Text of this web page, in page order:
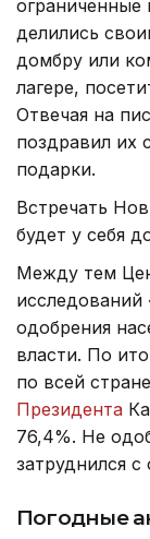
делились
домбру или
лагере,
Отвечая на
поздравил их
подарки.
Встречать
будет у себя
Между тем
исследований
одобрения
власти. По
по всей
Президента
76,4%. Не
затруднился
Погодные